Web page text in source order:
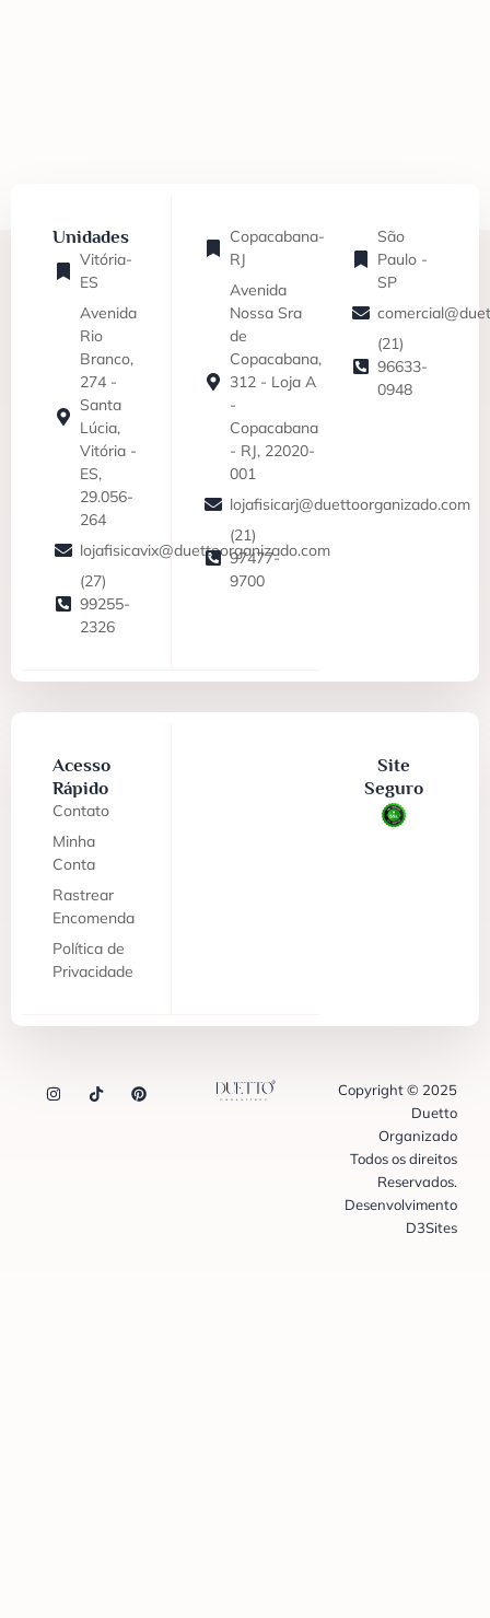
Unidades
Vitória-
ES
Avenida
Rio
Branco,
274 -
Santa
Lúcia,
Vitória -
ES,
29.056-
264
lojafisicavix@duettoorganizado.com
(27)
99255-
2326
Copacabana-
RJ
Avenida
Nossa Sra
de
Copacabana,
312 - Loja A
-
Copacabana
- RJ, 22020-
001
lojafisicarj@duettoorganizado.com
(21)
97477-
9700
São
Paulo -
SP
(21)
96633-
0948
Acesso
Rápido
Contato
Minha
Conta
Rastrear
Encomenda
Política de
Privacidade
Site
Seguro
Copyright © 2025
Duetto
Organizado
Todos os direitos
Reservados.
Desenvolvimento
D3Sites